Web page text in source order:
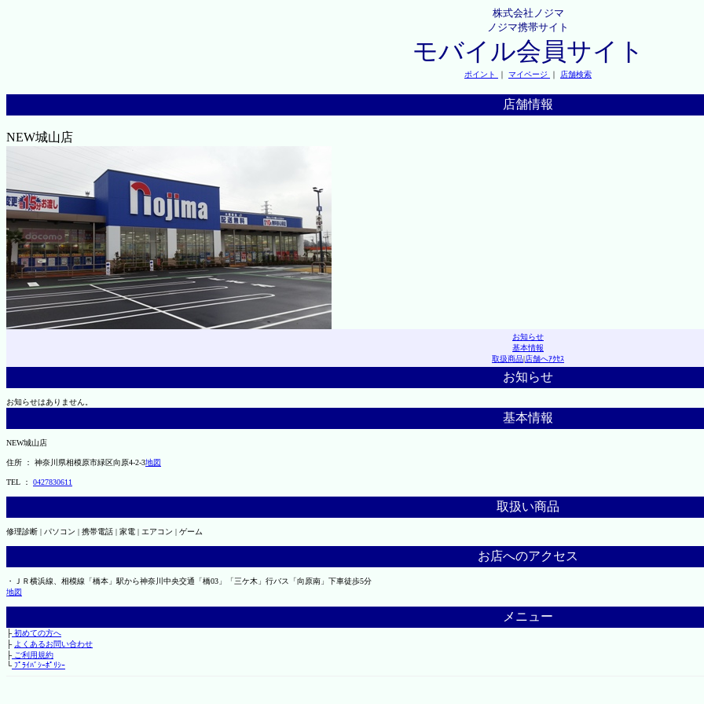
株式会社ノジマ
ノジマ携帯サイト
モバイル会員サイト
ポイント ｜ マイページ ｜ 店舗検索
店舗情報
NEW城山店
お知らせ
基本情報
取扱商品|店舗へｱｸｾｽ
お知らせ
お知らせはありません。
基本情報
NEW城山店
住所 ： 神奈川県相模原市緑区向原4-2-3地図
TEL ： 0427830611
取扱い商品
修理診断 | パソコン | 携帯電話 | 家電 | エアコン | ゲーム
お店へのアクセス
・ＪＲ横浜線、相模線「橋本」駅から神奈川中央交通「橋03」「三ケ木」行バス「向原南」下車徒歩5分
地図
メニュー
├初めての方へ
├ よくあるお問い合わせ
├ご利用規約
└ﾌﾟﾗｲﾊﾞｼｰﾎﾟﾘｼｰ